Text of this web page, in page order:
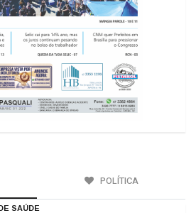
POLÍTICA
SAÚDE